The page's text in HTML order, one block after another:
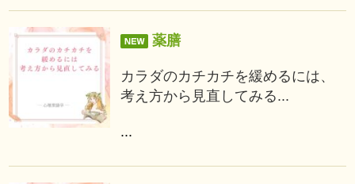
薬膳
カラダのカチカチを緩めるには、
考え方から見直してみる...
...